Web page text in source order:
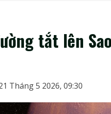
tắt lên
Tháng 5 2026, 09:30